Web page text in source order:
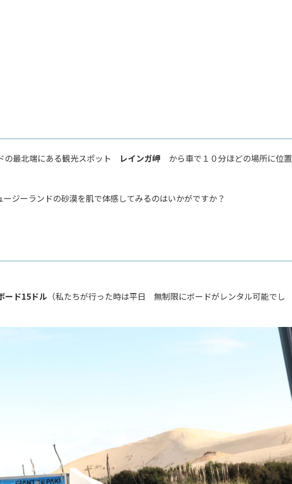
の最北端にある観光スポット レインガ岬 から車で１０分ほどの場所に位置
ジーランドの砂漠を肌で体感してみるのはいかがですか？
ド15ドル （私たちが行った時は平日 無制限にボードがレンタル可能でし